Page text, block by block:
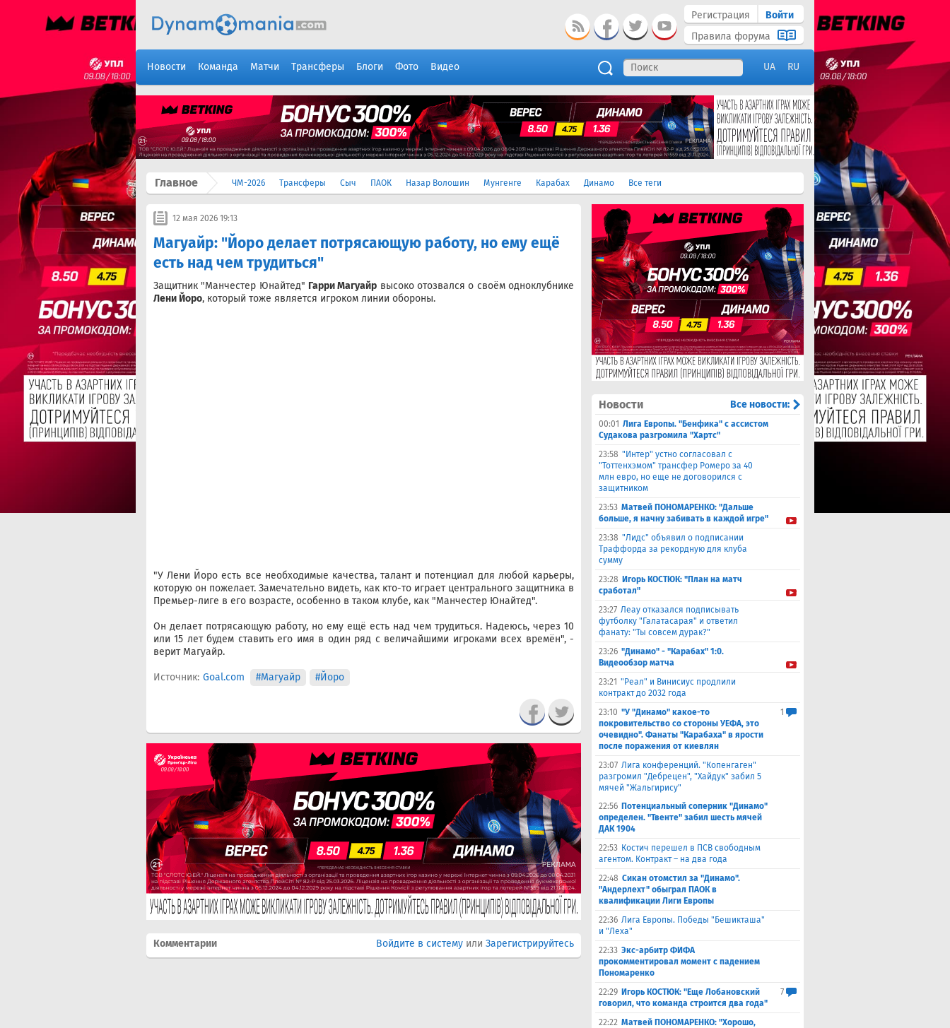
Регистрация
Войти
Правила форума
Новости Команда Матчи Трансферы Блоги Фото Видео UA RU
Главное ЧМ-2026 Трансферы Сыч ПАОК Назар Волошин Мунгенге Карабах Динамо Все теги
12 мая 2026 19:13
Магуайр: "Йоро делает потрясающую работу, но ему ещё
есть над чем трудиться"
Защитник "Манчестер Юнайтед" Гарри Магуайр высоко отозвался о своём одноклубнике
Лени Йоро, который тоже является игроком линии обороны.
"У Лени Йоро есть все необходимые качества, талант и потенциал для любой карьеры,
которую он пожелает. Замечательно видеть, как кто-то играет центрального защитника в
Премьер-лиге в его возрасте, особенно в таком клубе, как "Манчестер Юнайтед".
Он делает потрясающую работу, но ему ещё есть над чем трудиться. Надеюсь, через 10
или 15 лет будем ставить его имя в один ряд с величайшими игроками всех времён", -
верит Магуайр.
Источник: Goal.com #Магуайр #Йоро
Комментарии Войдите в систему или Зарегистрируйтесь
Новости Все новости:
00:01 Лига Европы. "Бенфика" с ассистом
Судакова разгромила "Хартс"
23:58 "Интер" устно согласовал с
"Тоттенхэмом" трансфер Ромеро за 40
млн евро, но еще не договорился с
защитником
23:53 Матвей ПОНОМАРЕНКО: "Дальше
больше, я начну забивать в каждой игре"
23:38 "Лидс" объявил о подписании
Траффорда за рекордную для клуба
сумму
23:28 Игорь КОСТЮК: "План на матч
сработал"
23:27 Леау отказался подписывать
футболку "Галатасарая" и ответил
фанату: "Ты совсем дурак?"
23:26 "Динамо" - "Карабах" 1:0.
Видеообзор матча
23:21 "Реал" и Винисиус продлили
контракт до 2032 года
23:10 "У "Динамо" какое-то
покровительство со стороны УЕФА, это
очевидно". Фанаты "Карабаха" в ярости
после поражения от киевлян
1
23:07 Лига конференций. "Копенгаген"
разгромил "Дебрецен", "Хайдук" забил 5
мячей "Жальгирису"
22:56 Потенциальный соперник "Динамо"
определен. "Твенте" забил шесть мячей
ДАК 1904
22:53 Костич перешел в ПСВ свободным
агентом. Контракт – на два года
22:48 Сикан отомстил за "Динамо".
"Андерлехт" обыграл ПАОК в
квалификации Лиги Европы
22:36 Лига Европы. Победы "Бешикташа"
и "Леха"
22:33 Экс-арбитр ФИФА
прокомментировал момент с падением
Пономаренко
22:29 Игорь КОСТЮК: "Еще Лобановский
говорил, что команда строится два года"
7
22:22 Матвей ПОНОМАРЕНКО: "Хорошо,